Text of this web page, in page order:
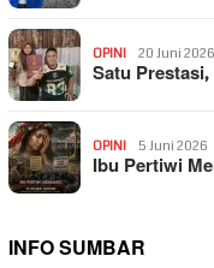
OPINI 20 Juni 2026
Satu
OPINI 5 Juni 2026
Ibu Pertiwi
INFO SUMBAR